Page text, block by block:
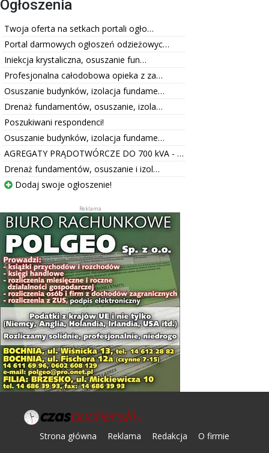
Ogłoszenia
Twoja oferta na setkach portali ogło…
Portal darmowych ogłoszeń odzieżowyc…
Iniekcja krystaliczna, osuszanie fun…
Profesjonalna całodobowa opieka z za…
Osuszanie budynków, izolacja fundame…
Drenaż fundamentów, osuszanie, izola…
Poszukiwani respondenci!
Osuszanie budynków, izolacja fundame…
AGREGATY PRĄDOTWÓRCZE DO 700 kVA - …
Drenaż fundamentów, osuszanie i izol…
Dodaj swoje ogłoszenie!
Strona główna Reklama Redakcja
O firmie